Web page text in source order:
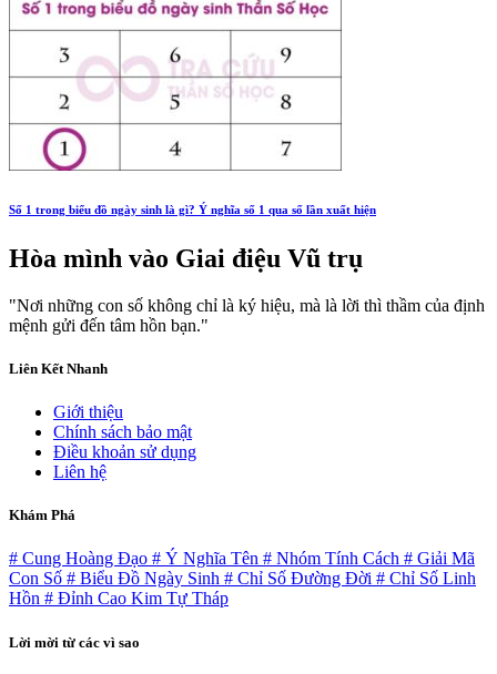
Số 1 trong biểu đồ ngày sinh là gì? Ý nghĩa số 1 qua số lần xuất hiện
Hòa mình vào Giai điệu Vũ trụ
"Nơi những con số không chỉ là ký hiệu, mà là lời thì thầm của định
mệnh gửi đến tâm hồn bạn."
Liên Kết Nhanh
Giới thiệu
Chính sách bảo mật
Điều khoản sử dụng
Liên hệ
Khám Phá
# Cung Hoàng Đạo # Ý Nghĩa Tên # Nhóm Tính Cách # Giải Mã
Con Số # Biểu Đồ Ngày Sinh # Chỉ Số Đường Đời # Chỉ Số Linh
Hồn # Đỉnh Cao Kim Tự Tháp
Lời mời từ các vì sao